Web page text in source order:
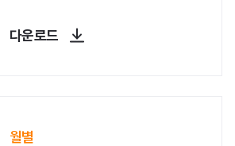
다운로드
월별